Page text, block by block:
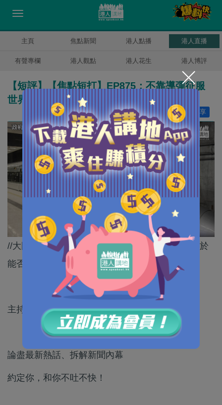
主頁 焦點新聞 港人點播 港人直播
有聲專欄 港人觀點 港人花生 港人博評
【短評】【焦點短打】EP875：不靠導彈征服
世界目光 中國高鐵實力「圈粉」全球！
分享
讚好 36
//大國崛起的意義，不僅在於自身跑得多快，更在於
能否為世界鋪就共同發展的軌道。//
主持：呂暢能
論盡最新熱話、拆解新聞內幕
約定你，和你不吐不快！